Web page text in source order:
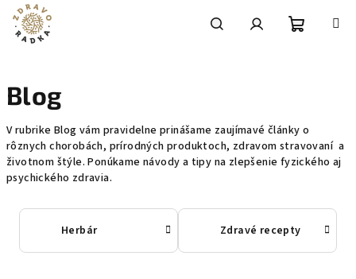
Prejsť
obsah
Blog
V rubrike Blog vám pravidelne prinášame zaujímavé články o
rôznych chorobách, prírodných produktoch, zdravom stravovaní a
životnom štýle. Ponúkame návody a tipy na zlepšenie fyzického aj
psychického zdravia.
Herbár Zdravé recepty